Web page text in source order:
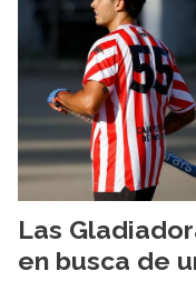
Las
en busca de